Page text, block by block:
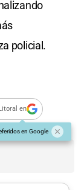
policial.
en
en Google